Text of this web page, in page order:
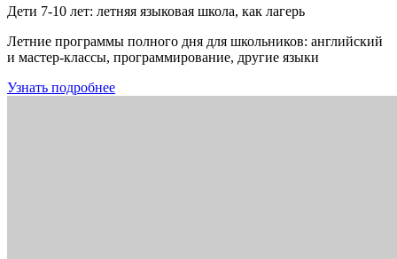
Дети 7-10 лет: летняя языковая школа, как лагерь
Летние программы полного дня для школьников: английский
и мастер-классы, программирование, другие языки
Узнать подробнее